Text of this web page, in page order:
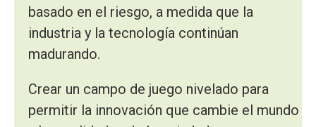
basado en el riesgo, a medida que la
industria y la tecnología continúan
madurando.
Crear un campo de juego nivelado para
permitir la innovación que cambie el mundo